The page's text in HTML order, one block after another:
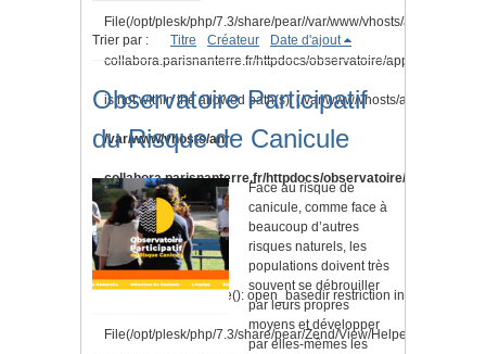
File(/opt/plesk/php/7.3/share/pear//var/www/vhosts/anr-
collabora.parisnanterre.fr/httpdocs/observatoire/application/
is not within the allowed path(s): (/var/www/vhosts/anr-
/var/www/vhosts/anr-
collabora.parisnanterre.fr/httpdocs/observatoire/application/
on line186
: is_readable(): open_basedir restriction in effect.
File(/opt/plesk/php/7.3/share/pear/Zend/View/Helper/
Trier par : Titre Créateur Date d'ajout
Observatoire Participatif
du Risque de Canicule
Face au risque de
canicule, comme face à
beaucoup d’autres
risques naturels, les
populations doivent très
souvent se débrouiller
par leurs propres
moyens et développer
par elles-mêmes les